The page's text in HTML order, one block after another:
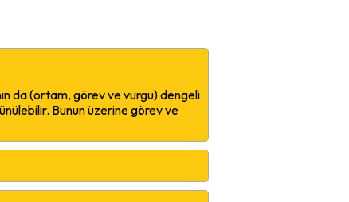
da (ortam, görev ve vurgu) dengeli
Bunun üzerine görev ve